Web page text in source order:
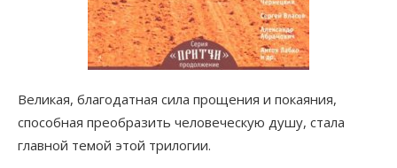
Великая, благодатная сила прощения и покаяния,
способная преобразить человеческую душу, стала
главной темой этой трилогии.